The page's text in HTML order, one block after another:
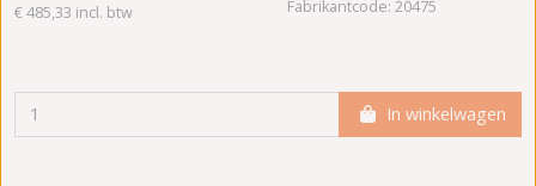
€ 485,33 incl. btw Fabrikantcode: 20475
In winkelwagen